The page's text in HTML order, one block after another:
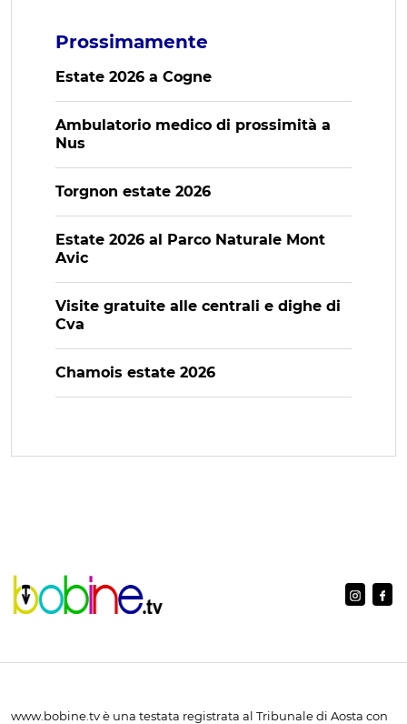
Prossimamente
Estate 2026 a Cogne
Ambulatorio medico di prossimità a
Nus
Torgnon estate 2026
Estate 2026 al Parco Naturale Mont
Avic
Visite gratuite alle centrali e dighe di
Cva
Chamois estate 2026
www.bobine.tv è una testata registrata al Tribunale di Aosta con